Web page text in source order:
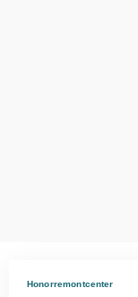
Honorremontcenter